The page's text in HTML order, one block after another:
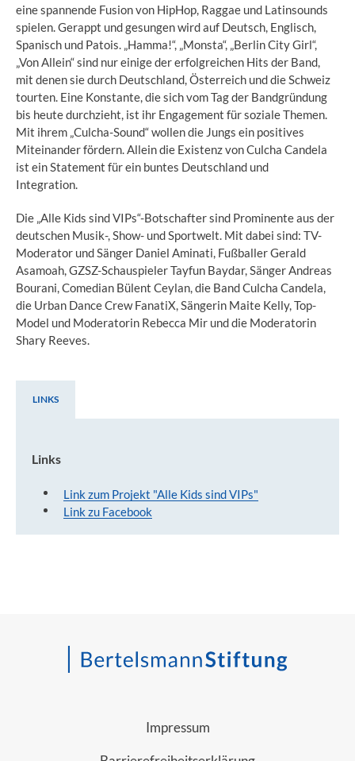
eine spannende Fusion von HipHop, Raggae und Latinsounds
spielen. Gerappt und gesungen wird auf Deutsch, Englisch,
Spanisch und Patois. „Hamma!“, „Monsta“, „Berlin City Girl“,
„Von Allein“ sind nur einige der erfolgreichen Hits der Band,
mit denen sie durch Deutschland, Österreich und die Schweiz
tourten. Eine Konstante, die sich vom Tag der Bandgründung
bis heute durchzieht, ist ihr Engagement für soziale Themen.
Mit ihrem „Culcha-Sound“ wollen die Jungs ein positives
Miteinander fördern. Allein die Existenz von Culcha Candela
ist ein Statement für ein buntes Deutschland und
Integration.
Die „Alle Kids sind VIPs“-Botschafter sind Prominente aus der
deutschen Musik-, Show- und Sportwelt. Mit dabei sind: TV-
Moderator und Sänger Daniel Aminati, Fußballer Gerald
Asamoah, GZSZ-Schauspieler Tayfun Baydar, Sänger Andreas
Bourani, Comedian Bülent Ceylan, die Band Culcha Candela,
die Urban Dance Crew FanatiX, Sängerin Maite Kelly, Top-
Model und Moderatorin Rebecca Mir und die Moderatorin
Shary Reeves.
LINKS
Links
Link zum Projekt "Alle Kids sind VIPs"
Link zu Facebook
Impressum